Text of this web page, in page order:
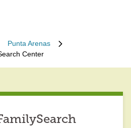
Punta Arenas
Center